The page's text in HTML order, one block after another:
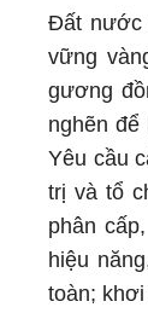
Đất nước
vững
gương
nghẽn
Yêu cầu
trị và tổ
phân
hiệu
toàn;